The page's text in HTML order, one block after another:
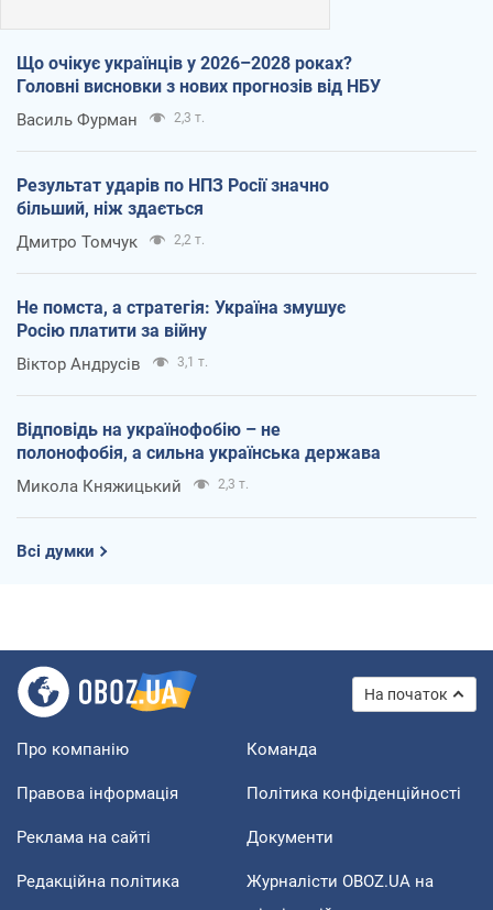
Що очікує українців у 2026–2028 роках?
Головні висновки з нових прогнозів від НБУ
Василь Фурман 2,3 т.
Результат ударів по НПЗ Росії значно
більший, ніж здається
Дмитро Томчук 2,2 т.
Не помста, а стратегія: Україна змушує
Росію платити за війну
Віктор Андрусів 3,1 т.
Відповідь на українофобію – не
полонофобія, а сильна українська держава
Микола Княжицький 2,3 т.
Всі думки
На початок
Про компанію Команда
Правова інформація Політика конфіденційності
Реклама на сайті Документи
Редакційна політика
Журналісти OBOZ.UA на